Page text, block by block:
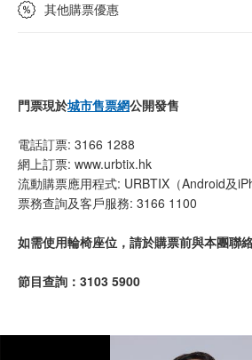
其他購票優惠
門票現於城市售票網公開發售
電話訂票: 3166 1288
網上訂票: www.urbtix.hk
流動購票應用程式: URBTIX（Android及
票務查詢及客戶服務: 3166 1100
如需使用輪椅座位，請於購票前與本團聯
節目查詢：3103 5900